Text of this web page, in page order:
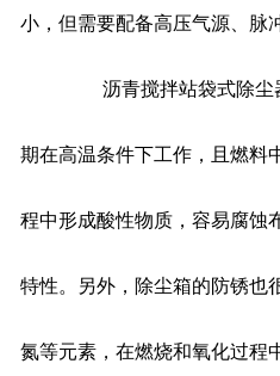
小，但需要配备高压气源、脉
沥青搅拌站袋式除尘
期在高温条件下工作，且燃料
程中形成酸性物质，容易腐蚀
特性。另外，除尘箱的防锈也
氮等元素，在燃烧和氧化过程